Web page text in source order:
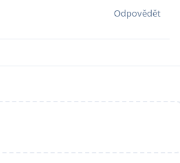
Odpovědět